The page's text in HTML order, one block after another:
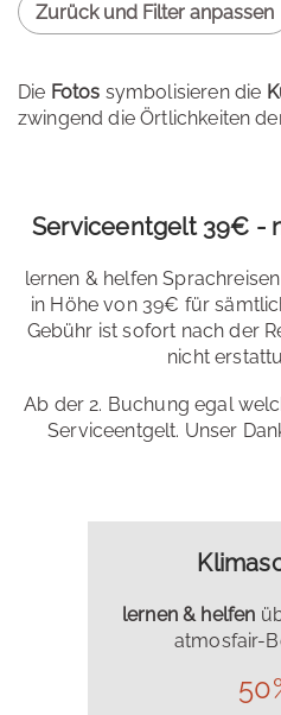
Zurück und Filter anpassen
Die Fotos symbolisieren die
zwingend die Örtlichkeiten
Serviceentgelt 39€ -
lernen & helfen
in Höhe von 39€ für
Gebühr ist sofort nach der
nicht
Ab der 2. Buchung egal
Serviceentgelt. Unser
lernen & helfen
atmosfair-